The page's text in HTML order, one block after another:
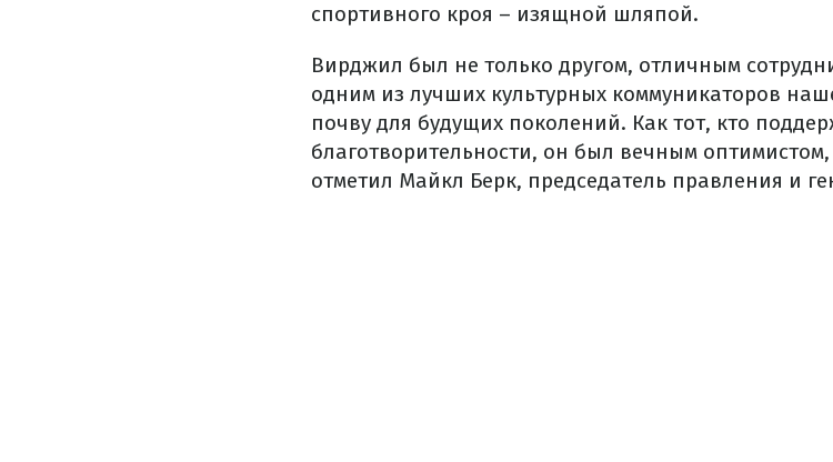
спортивного кроя – изящной шляпой.
Вирджил был не только другом, отличным
одним из лучших культурных коммуникаторов
почву для будущих поколений. Как тот, кто
благотворительности, он был вечным
отметил Майкл Берк, председатель правления и